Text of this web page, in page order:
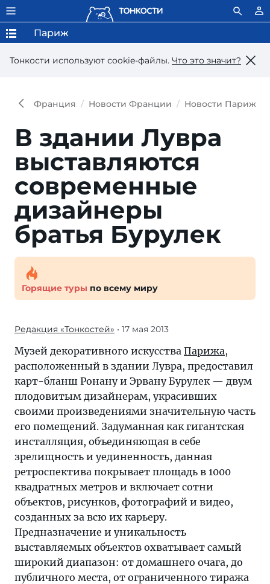
Тонкости используют сookie-файлы. Что это значит?
Париж
Франция Новости Франции Новости Парижа
В здании Лувра
выставляются
современные
дизайнеры
братья Бурулек
Горящие туры по всему миру
Редакция «Тонкостей» • 17 мая 2013
Музей декоративного искусства Парижа,
расположенный в здании Лувра, предоставил
карт-бланш Ронану и Эрвану Бурулек — двум
плодовитым дизайнерам, украсивших
своими произведениями значительную часть
его помещений. Задуманная как гигантская
инсталляция, объединяющая в себе
зрелищность и уединенность, данная
ретроспектива покрывает площадь в 1000
квадратных метров и включает сотни
объектов, рисунков, фотографий и видео,
созданных за всю их карьеру.
Предназначение и уникальность
выставляемых объектов охватывает самый
широкий диапазон: от домашнего очага, до
публичного места, от ограниченного тиража